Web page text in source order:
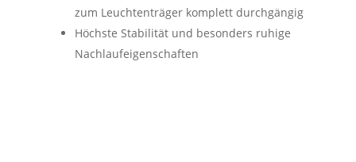
zum Leuchtenträger komplett durchgängig
Höchste Stabilität und besonders ruhige
Nachlaufeigenschaften